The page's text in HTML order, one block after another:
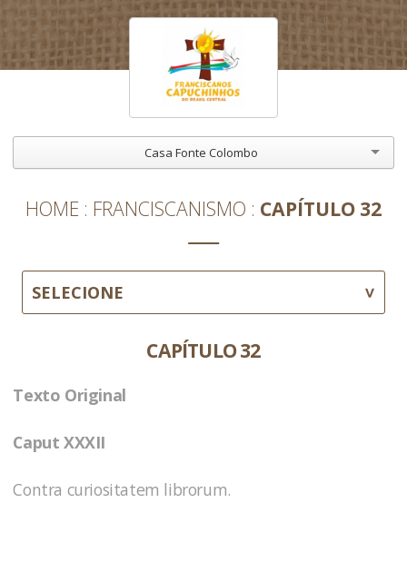
Casa Fonte Colombo
HOME FRANCISCANISMO CAPÍTULO 32
SELECIONE
CAPÍTULO 32
Texto Original
Caput XXXII
Contra curiositatem librorum.